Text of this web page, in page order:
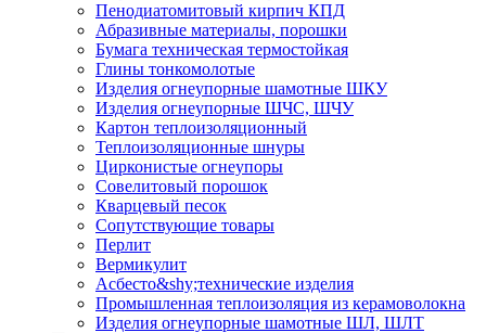
Пенодиатомитовый кирпич КПД
Абразивные материалы, порошки
Бумага техническая термостойкая
Глины тонкомолотые
Изделия огнеупорные шамотные ШКУ
Изделия огнеупорные ШЧС, ШЧУ
Картон теплоизоляционный
Теплоизоляционные шнуры
Цирконистые огнеупоры
Совелитовый порошок
Кварцевый песок
Сопутствующие товары
Перлит
Вермикулит
Асбесто&shy;технические изделия
Промышленная теплоизоляция из керамоволокна
Изделия огнеупорные шамотные ШЛ, ШЛТ